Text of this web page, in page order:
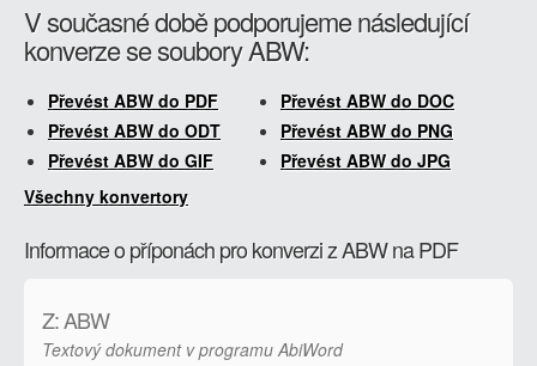
V současné době podporujeme následující
konverze se soubory ABW:
Převést ABW do PDF
Převést ABW do DOC
Převést ABW do ODT
Převést ABW do PNG
Převést ABW do GIF
Převést ABW do JPG
Všechny konvertory
Informace o příponách pro konverzi z ABW na PDF
Z: ABW
Textový dokument v programu AbiWord